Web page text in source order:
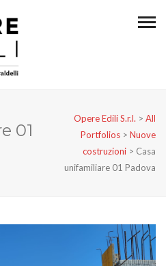
01
Opere Edili S.r.l. > All
Portfolios > Nuove
costruzioni > Casa
unifamiliare 01 Padova